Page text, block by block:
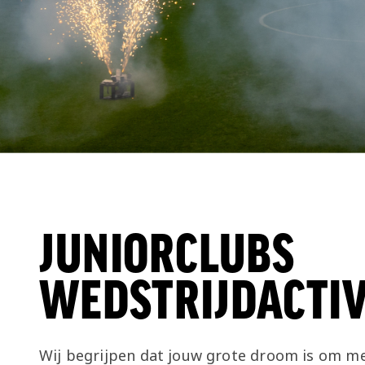
JUNIORCLUBS
Wij begrijpen dat jouw grote droom is om